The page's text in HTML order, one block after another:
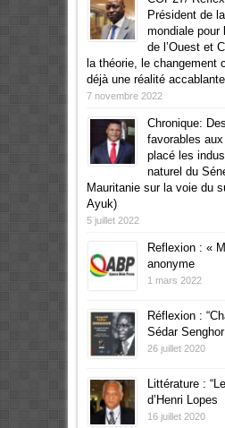
Président de
mondiale pour
de l’Ouest et
la théorie, le changement
déjà une réalité
7 novembre 2022
Chronique:
favorables
placé les
naturel du
Mauritanie sur la voie du
Ayuk)
5 juillet 2022
Reflexion : «
anonyme
1 mars 2022
Réflexion :
Sédar Senghor
26 juillet 2020
Littérature :
d’Henri Lopes
16 juillet 2020